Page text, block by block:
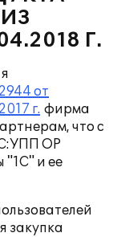
Г.
от
г. фирма
что с
ОР
"1С" и ее
закупка